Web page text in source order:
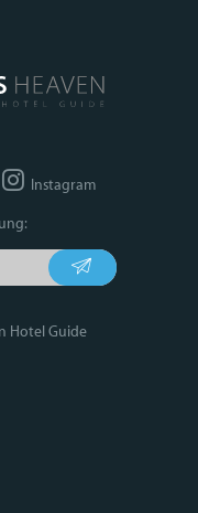
Instagram
Hotel Guide